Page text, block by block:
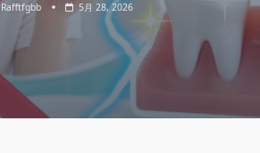
Rafftfgbb 5月 28, 2026